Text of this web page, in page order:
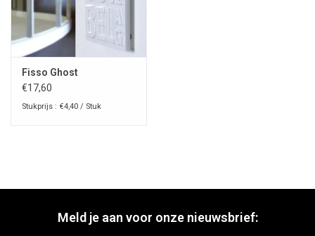
Fisso Ghost
€17,60
Stukprijs : €4,40 / Stuk
Meld je aan voor onze nieuwsbrief: